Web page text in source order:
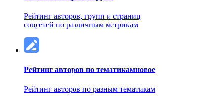
Рейтинг авторов, групп и страниц
соцсетей по различным метрикам
Рейтинг авторов по тематикамновое
Рейтинг авторов по разным тематикам